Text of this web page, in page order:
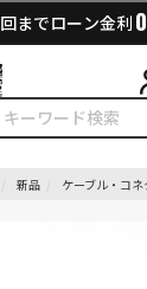
回までローン金利 0
新品 ケーブル・コネ